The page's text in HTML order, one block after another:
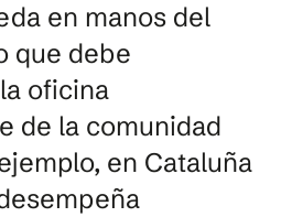
en manos del
que debe
oficina
de la comunidad
en Cataluña